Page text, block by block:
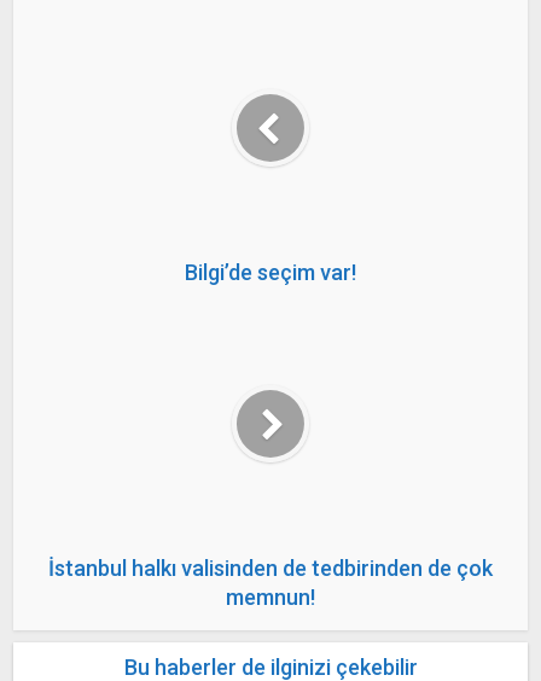
Bilgi’de seçim var!
İstanbul halkı valisinden de tedbirinden de çok
memnun!
Bu haberler de ilginizi çekebilir